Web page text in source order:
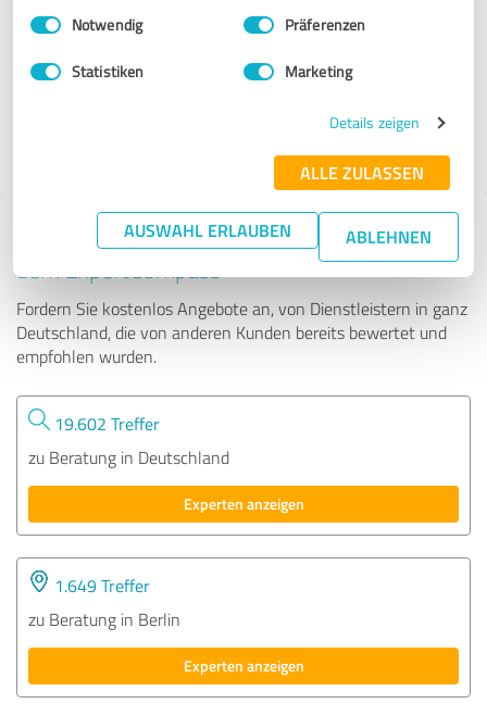
Impressum Datenschutzbestimmungen
Einwilligungsauswahl
Notwendig Präferenzen
Statistiken Marketing
Details zeigen
ALLE ZULASSEN
AUSWAHL ERLAUBEN ABLEHNEN
THM GmbH
Tipp: Die passenden Experten finden - mit
dem ExpertCompass
Fordern Sie kostenlos Angebote an, von Dienstleistern in ganz
Deutschland, die von anderen Kunden bereits bewertet und
empfohlen wurden.
19.602 Treffer
zu Beratung in Deutschland
Experten anzeigen
1.649 Treffer
zu Beratung in Berlin
Experten anzeigen